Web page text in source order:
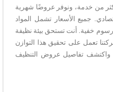
من خدمة، ونوفر عروضًا شهرية
جميع الأسعار تشمل المواد
خفية. أنت تستحق بيئة نظيفة
تعمل على تحقيق هذا التوازن
واكتشف تفاصيل عروض التنظيف